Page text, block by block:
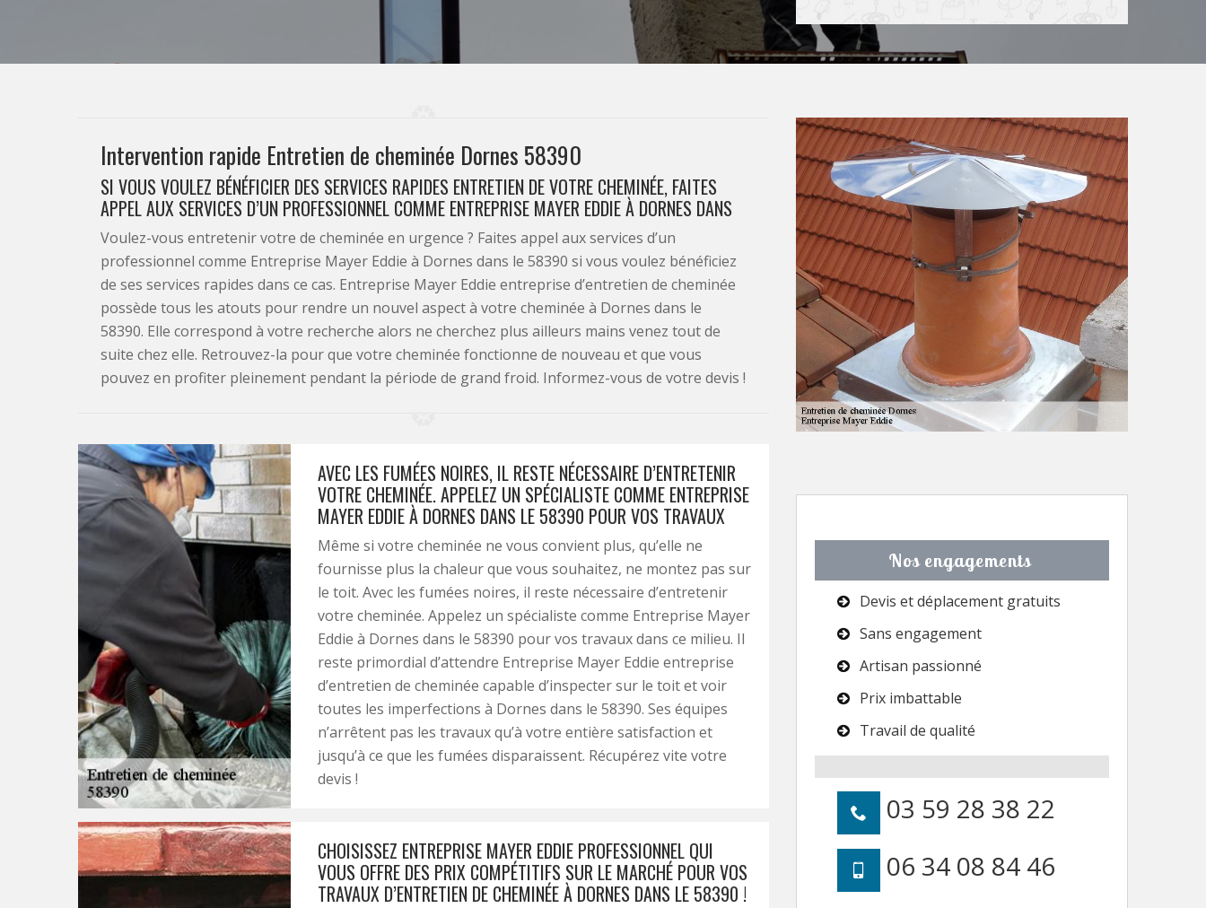
Intervention rapide Entretien de cheminée Dornes 58390
SI VOUS VOULEZ BÉNÉFICIER DES SERVICES RAPIDES ENTRETIEN DE VOTRE CHEMINÉE, FAITES
APPEL AUX SERVICES D’UN PROFESSIONNEL COMME ENTREPRISE MAYER EDDIE À DORNES DANS
Voulez-vous entretenir votre de cheminée en urgence ? Faites appel aux services d’un
professionnel comme Entreprise Mayer Eddie à Dornes dans le 58390 si vous voulez bénéficiez
de ses services rapides dans ce cas. Entreprise Mayer Eddie entreprise d’entretien de cheminée
possède tous les atouts pour rendre un nouvel aspect à votre cheminée à Dornes dans le
58390. Elle correspond à votre recherche alors ne cherchez plus ailleurs mains venez tout de
suite chez elle. Retrouvez-la pour que votre cheminée fonctionne de nouveau et que vous
pouvez en profiter pleinement pendant la période de grand froid. Informez-vous de votre devis !
AVEC LES FUMÉES NOIRES, IL RESTE NÉCESSAIRE D’ENTRETENIR
VOTRE CHEMINÉE. APPELEZ UN SPÉCIALISTE COMME ENTREPRISE
MAYER EDDIE À DORNES DANS LE 58390 POUR VOS TRAVAUX
Même si votre cheminée ne vous convient plus, qu’elle ne
fournisse plus la chaleur que vous souhaitez, ne montez pas sur
le toit. Avec les fumées noires, il reste nécessaire d’entretenir
votre cheminée. Appelez un spécialiste comme Entreprise Mayer
Eddie à Dornes dans le 58390 pour vos travaux dans ce milieu. Il
reste primordial d’attendre Entreprise Mayer Eddie entreprise
d’entretien de cheminée capable d’inspecter sur le toit et voir
toutes les imperfections à Dornes dans le 58390. Ses équipes
n’arrêtent pas les travaux qu’à votre entière satisfaction et
jusqu’à ce que les fumées disparaissent. Récupérez vite votre
devis !
CHOISISSEZ ENTREPRISE MAYER EDDIE PROFESSIONNEL QUI
VOUS OFFRE DES PRIX COMPÉTITIFS SUR LE MARCHÉ POUR VOS
TRAVAUX D’ENTRETIEN DE CHEMINÉE À DORNES DANS LE 58390 !
Nos engagements
Devis et déplacement gratuits
Sans engagement
Artisan passionné
Prix imbattable
Travail de qualité
03 59 28 38 22
06 34 08 84 46